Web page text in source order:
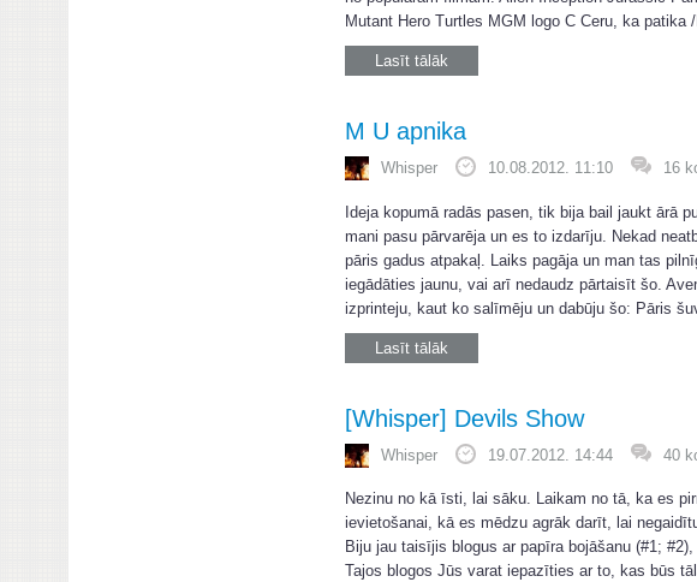
Mutant Hero Turtles MGM logo C Ceru, ka
Lasīt tālāk
M U apnika
Whisper 10.08.2012. 11:10 16
Ideja kopumā radās pasen, tik bija bail jaukt ārā
mani pasu pārvarēja un es to izdarīju. Nekad
pāris gadus atpakaļ. Laiks pagāja un man tas
iegādāties jaunu, vai arī nedaudz pārtaisīt šo.
izprinteju, kaut ko salīmēju un dabūju šo: Pāris
Lasīt tālāk
[Whisper] Devils Show
Whisper 19.07.2012. 14:44 40
Nezinu no kā īsti, lai sāku. Laikam no tā, ka es
ievietošanai, kā es mēdzu agrāk darīt, lai
Biju jau taisījis blogus ar papīra bojāšanu (#1;
Tajos blogos Jūs varat iepazīties ar to, kas būs